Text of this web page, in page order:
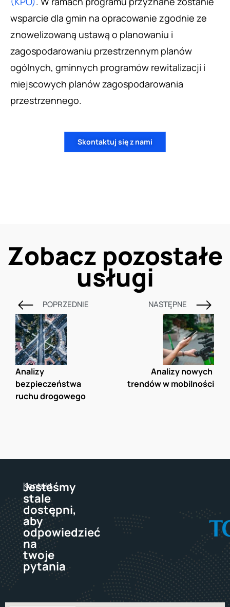
wsparcie dla gmin na opracowanie zgodnie ze
znowelizowaną ustawą o planowaniu i
zagospodarowaniu przestrzennym planów
ogólnych, gminnych programów rewitalizacji i
miejscowych planów zagospodarowania
przestrzennego.
Skontaktuj się z nami
Zobacz pozostałe
usługi
POPRZEDNIE
Analizy
bezpieczeństwa
ruchu drogowego
NASTĘPNE
Analizy nowych
trendów w mobilności
Kontakt
Jesteśmy
stale
dostępni,
aby
odpowiedzieć
na
twoje
pytania